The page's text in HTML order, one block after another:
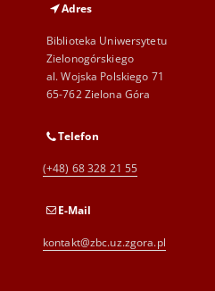
Adres
Biblioteka Uniwersytetu
Zielonogórskiego
al. Wojska Polskiego 71
65-762 Zielona Góra
Telefon
(+48) 68 328 21 55
E-Mail
kontakt@zbc.uz.zgora.pl